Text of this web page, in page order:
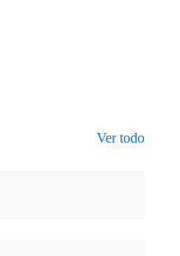
Ver todo